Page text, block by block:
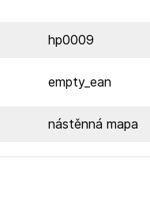
hp0009
empty_ean
nástěnná mapa